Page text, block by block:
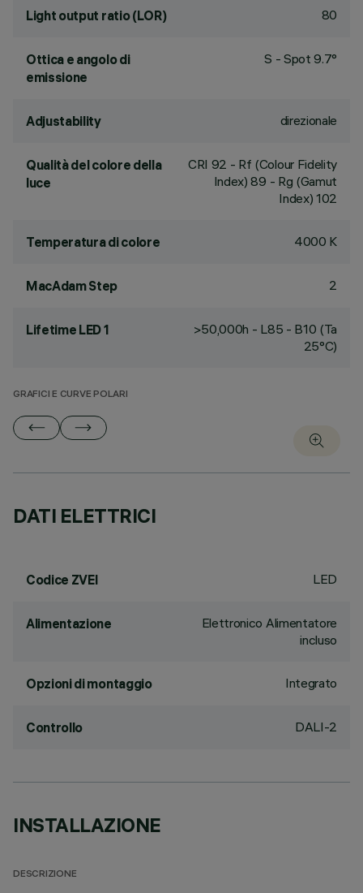
Light output ratio (LOR) 80
Ottica e angolo di
emissione
S - Spot 9.7°
Adjustability direzionale
Qualità del colore della
luce
CRI 92 - Rf (Colour Fidelity
Index) 89 - Rg (Gamut
Index) 102
Temperatura di colore 4000 K
MacAdam Step 2
Lifetime LED 1
>50,000h - L85 - B10 (Ta
25°C)
GRAFICI E CURVE POLARI
DATI ELETTRICI
Codice ZVEI LED
Alimentazione
Elettronico Alimentatore
incluso
Opzioni di montaggio Integrato
Controllo DALI-2
INSTALLAZIONE
DESCRIZIONE